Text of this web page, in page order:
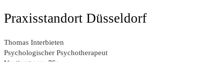
Praxisstandort Düsseldorf
Thomas Interbieten
Psychologischer Psychotherapeut